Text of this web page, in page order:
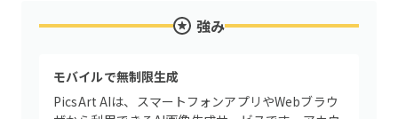
強み
モバイルで無制限生成
PicsArt AIは、スマートフォンアプリやWebブラウ